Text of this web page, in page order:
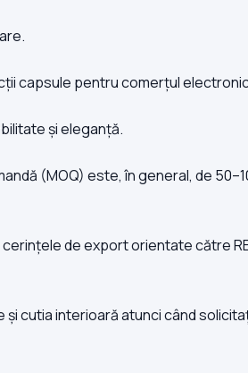
capsule pentru comerțul
și eleganță.
(MOQ) este, în general, de
de export orientate către
cutia interioară atunci când